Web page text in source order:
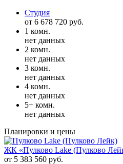
Студия
от 6 678 720 руб.
1 комн.
нет данных
2 комн.
нет данных
3 комн.
нет данных
4 комн.
нет данных
5+ комн.
нет данных
Планировки и цены
ЖК «Пулково Lake (Пулково
от 5 383 560 руб.